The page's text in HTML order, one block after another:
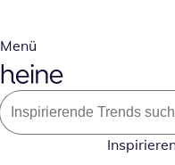
Menü